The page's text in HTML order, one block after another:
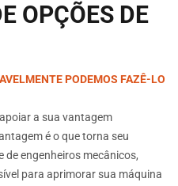
OPÇÕES DE
PODEMOS FAZÊ-LO
a sua vantagem
é o que torna seu
de engenheiros mecânicos,
para aprimorar sua máquina